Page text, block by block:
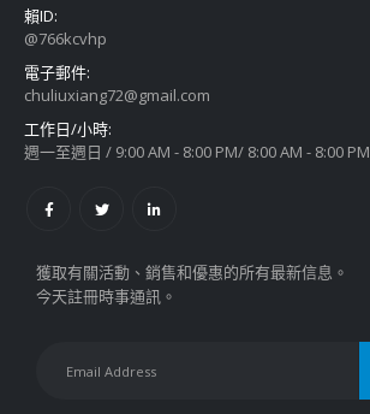
賴ID:
@766kcvhp
電子郵件:
chuliuxiang72@gmail.com
工作日/小時:
週一至週日 / 9:00 AM - 8:00 PM/ 8:00 AM - 8:00 PM
獲取有關活動、銷售和優惠的所有最新信息。
今天註冊時事通訊。